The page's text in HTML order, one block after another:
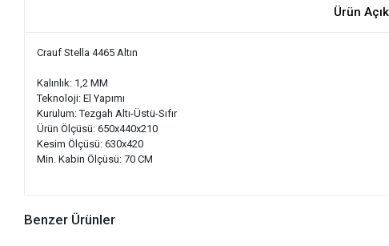
Ürün
Crauf Stella 4465 Altın
Kalınlık: 1,2 MM
Teknoloji: El Yapımı
Kurulum: Tezgah Altı-Üstü-Sıfır
Ürün Ölçüsü: 650x440x210
Kesim Ölçüsü: 630x420
Min. Kabin Ölçüsü: 70 CM
Benzer Ürünler